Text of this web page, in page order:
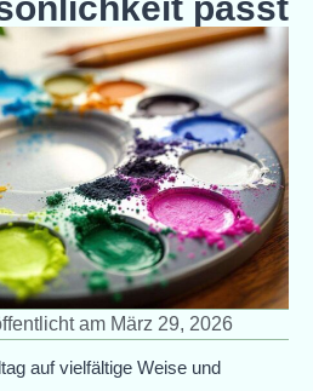
am März 29, 2026
auf vielfältige Weise und